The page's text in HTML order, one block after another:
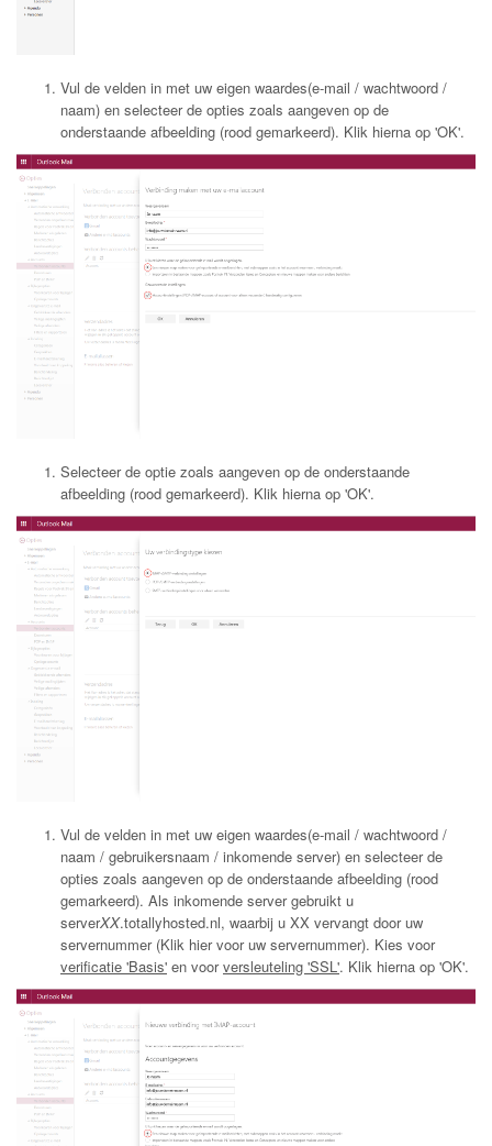
Vul de velden in met uw eigen waardes(e-mail / wachtwoord /
naam) en selecteer de opties zoals aangeven op de
onderstaande afbeelding (rood gemarkeerd). Klik hierna op 'OK'.
Selecteer de optie zoals aangeven op de onderstaande
afbeelding (rood gemarkeerd). Klik hierna op 'OK'.
Vul de velden in met uw eigen waardes(e-mail / wachtwoord /
naam / gebruikersnaam / inkomende server) en selecteer de
opties zoals aangeven op de onderstaande afbeelding (rood
gemarkeerd). Als inkomende server gebruikt u
serverXX.totallyhosted.nl, waarbij u XX vervangt door uw
servernummer (Klik hier voor uw servernummer). Kies voor
verificatie 'Basis' en voorversleuteling 'SSL'. Klik hierna op 'OK'.